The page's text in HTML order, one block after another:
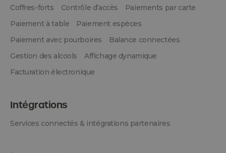
Coffres-forts
Contrôle d’accès
Paiements par carte
Paiement à table
Paiement espèces
Paiement avec pourboires
Balance connectées
Gestion des alcools
Affichage dynamique
Facturation électronique
Intégrations
Services connectés & intégrations partenaires